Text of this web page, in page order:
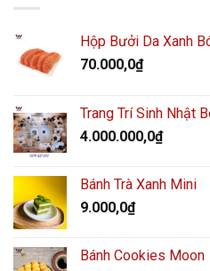
Hộp Bưởi Da Xanh
70.000,0₫
Trang Trí Sinh Nhật
4.000.000,0₫
Bánh Trà Xanh Mini
9.000,0₫
Bánh Cookies Moon